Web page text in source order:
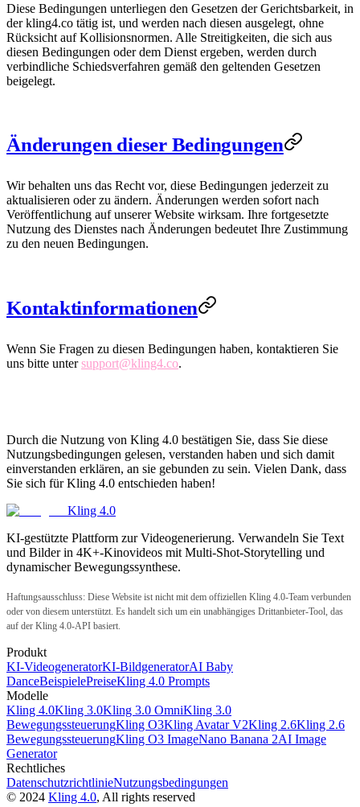
Diese Bedingungen unterliegen den Gesetzen der Gerichtsbarkeit, in
der kling4.co tätig ist, und werden nach diesen ausgelegt, ohne
Rücksicht auf Kollisionsnormen. Alle Streitigkeiten, die sich aus
diesen Bedingungen oder dem Dienst ergeben, werden durch
verbindliche Schiedsverfahren gemäß den geltenden Gesetzen
beigelegt.
Änderungen dieser Bedingungen
Wir behalten uns das Recht vor, diese Bedingungen jederzeit zu
aktualisieren oder zu ändern. Änderungen werden sofort nach
Veröffentlichung auf unserer Website wirksam. Ihre fortgesetzte
Nutzung des Dienstes nach Änderungen bedeutet Ihre Zustimmung
zu den neuen Bedingungen.
Kontaktinformationen
Wenn Sie Fragen zu diesen Bedingungen haben, kontaktieren Sie
uns bitte untersupport@kling4.co.
Durch die Nutzung von Kling 4.0 bestätigen Sie, dass Sie diese
Nutzungsbedingungen gelesen, verstanden haben und sich damit
einverstanden erklären, an sie gebunden zu sein. Vielen Dank, dass
Sie sich für Kling 4.0 entschieden haben!
Kling 4.0
KI-gestützte Plattform zur Videogenerierung. Verwandeln Sie Text
und Bilder in 4K+-Kinovideos mit Multi-Shot-Storytelling und
dynamischer Bewegungssynthese.
Haftungsausschluss: Diese Website ist nicht mit dem offiziellen Kling 4.0-Team verbunden
oder von diesem unterstützt. Es handelt sich um ein unabhängiges Drittanbieter-Tool, das
auf der Kling 4.0-API basiert.
Produkt
KI-VideogeneratorKI-BildgeneratorAI Baby
DanceBeispielePreiseKling 4.0 Prompts
Modelle
Kling 4.0Kling 3.0Kling 3.0 OmniKling 3.0
BewegungssteuerungKling O3Kling Avatar V2Kling 2.6Kling 2.6
BewegungssteuerungKling O3 ImageNano Banana 2AI Image
Generator
Rechtliches
DatenschutzrichtlinieNutzungsbedingungen
© 2024 Kling 4.0, All rights reserved